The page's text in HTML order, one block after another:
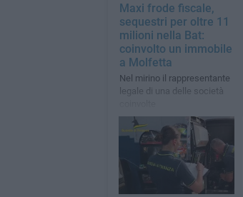
Maxi frode fiscale,
sequestri per oltre 11
milioni nella Bat:
coinvolto un immobile
a Molfetta
Nel mirino il rappresentante
legale di una delle società